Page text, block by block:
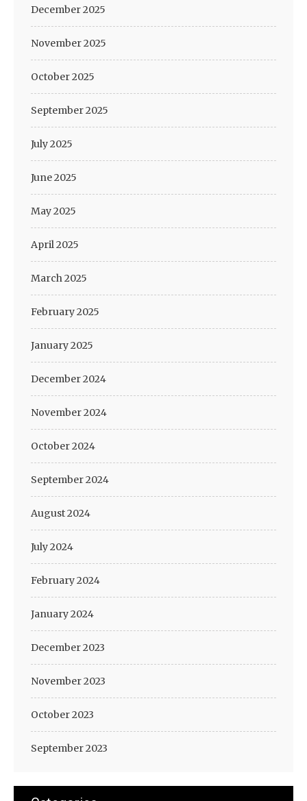
December 2025
November 2025
October 2025
September 2025
July 2025
June 2025
May 2025
April 2025
March 2025
February 2025
January 2025
December 2024
November 2024
October 2024
September 2024
August 2024
July 2024
February 2024
January 2024
December 2023
November 2023
October 2023
September 2023